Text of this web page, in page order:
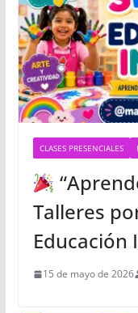
CLASES PRESENCIALES
Talleres
Educación
15 de mayo de 2026